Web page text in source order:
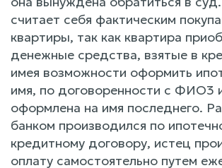
считает себя фактическим
квартиры, так как квартира
денежные средства, взятые в
имея возможности оформить
имя, по договоренности с ФИО3
оформлена на имя последнего.
банком производился по
кредитному договору, истец
оплату самостоятельно путем